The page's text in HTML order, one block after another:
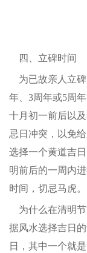
四、立碑时间
为已故亲人立碑
年、3周年或5周
十月初一前后以
忌日冲突，以免
选择一个黄道吉
明前后的一周内
时间，切忌马虎。
为什么在清明节
据风水选择吉日
日，其中一个就